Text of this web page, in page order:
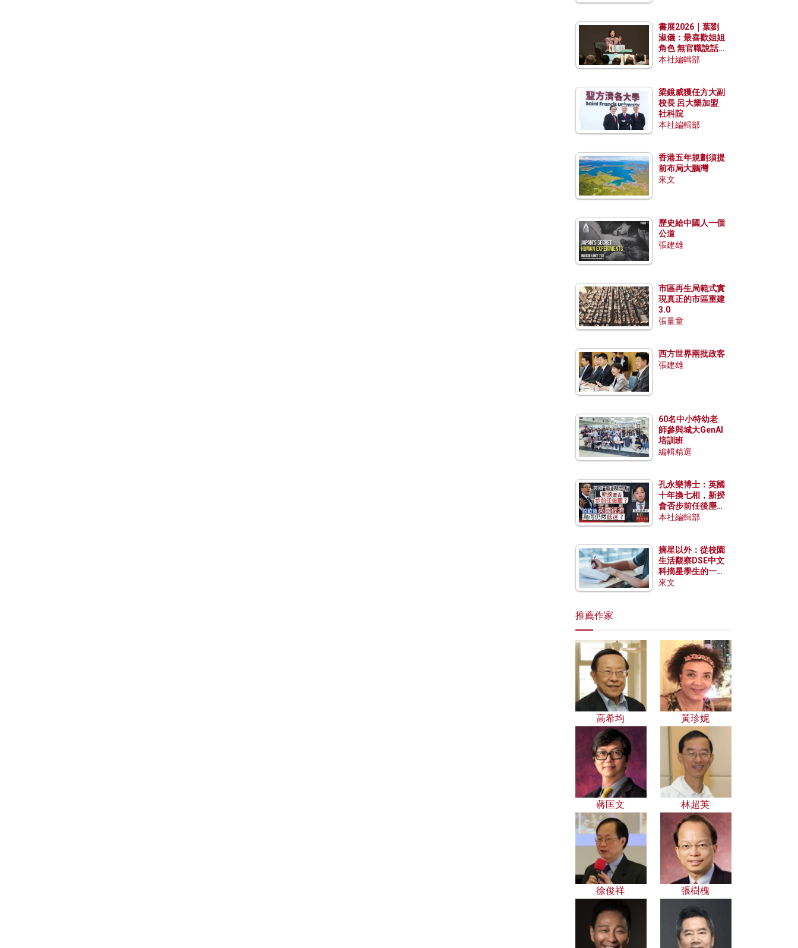
書展2026｜葉劉
淑儀：最喜歡姐姐
角色 無官職說話
包袱少
本社編輯部
梁鏡威獲任方大副
校長 呂大樂加盟
社科院
本社編輯部
香港五年規劃須提
前布局大鵬灣
來文
歷史給中國人一個
公道
張建雄
市區再生局範式實
現真正的市區重建
3.0
張量童
西方世界兩批政客
張建雄
60名中小特幼老
師參與城大GenAI
培訓班
編輯精選
孔永樂博士：英國
十年換七相，新揆
會否步前任後塵？
脫歐後英國經濟為
本社編輯部
摘星以外：從校園
生活觀察DSE中文
科摘星學生的一點
特質
來文
推薦作家
高希均 黃珍妮
蔣匡文 林超英
徐俊祥 張樹槐